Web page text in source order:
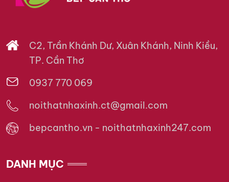
C2, Trần Khánh Dư, Xuân Khánh, Ninh Kiều,
TP. Cần Thơ
0937 770 069
noithatnhaxinh.ct@gmail.com
bepcantho.vn - noithatnhaxinh247.com
DANH MỤC